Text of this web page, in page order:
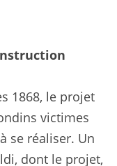
1868, le projet
victimes
se réaliser. Un
dont le projet,